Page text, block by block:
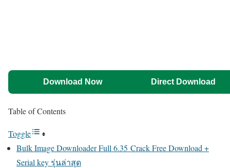
Download Now Direct Download
Table of Contents
Toggle
Bulk Image Downloader Full 6.35 Crack Free Download +
Serial key รุ่นล่าสุด